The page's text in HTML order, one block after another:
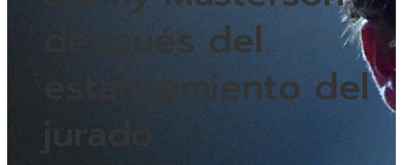
después del
estancamiento del
jurado